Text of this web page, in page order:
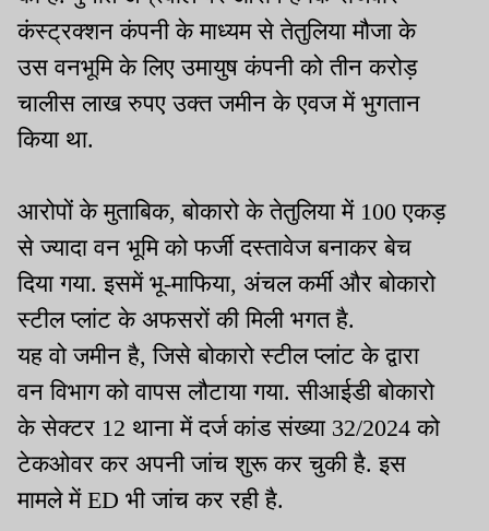
कंस्ट्रक्शन कंपनी के माध्यम से तेतुलिया मौजा के
उस वनभूमि के लिए उमायुष कंपनी को तीन करोड़
चालीस लाख रुपए उक्त जमीन के एवज में भुगतान
किया था.
आरोपों के मुताबिक, बोकारो के तेतुलिया में 100 एकड़
से ज्यादा वन भूमि को फर्जी दस्तावेज बनाकर बेच
दिया गया. इसमें भू-माफिया, अंचल कर्मी और बोकारो
स्टील प्लांट के अफसरों की मिली भगत है.
यह वो जमीन है, जिसे बोकारो स्टील प्लांट के द्वारा
वन विभाग को वापस लौटाया गया. सीआईडी बोकारो
के सेक्टर 12 थाना में दर्ज कांड संख्या 32/2024 को
टेकओवर कर अपनी जांच शुरू कर चुकी है. इस
मामले में ED भी जांच कर रही है.